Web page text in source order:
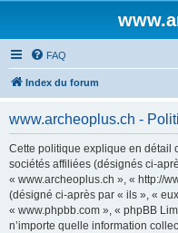
FAQ
Index du forum
www.archeoplus.ch -
Cette politique explique en détail
sociétés affiliées (désignés ci-
« www.archeoplus.ch », « http://
(désigné ci-après par « ils », «
« www.phpbb.com », « phpBB
n’importe quelle information